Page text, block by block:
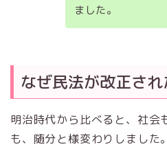
ました。
なぜ民法が改正され
明治時代から比べると、社会
も、随分と様変わりしました